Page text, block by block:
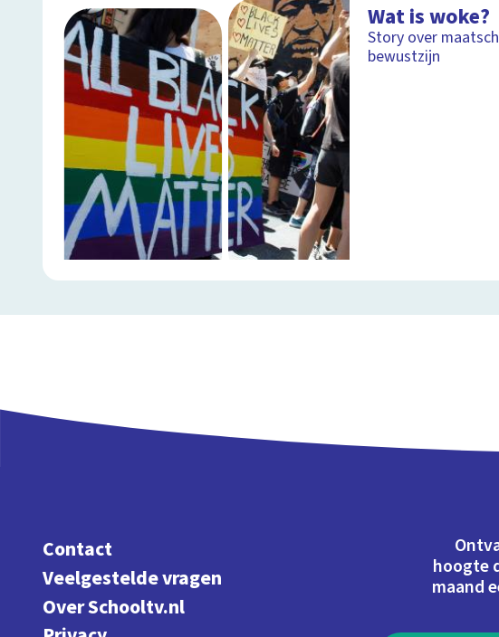
Wat is woke?
Story over
bewustzijn
Contact
Veelgestelde vragen
Over Schooltv.nl
hoogte
maand